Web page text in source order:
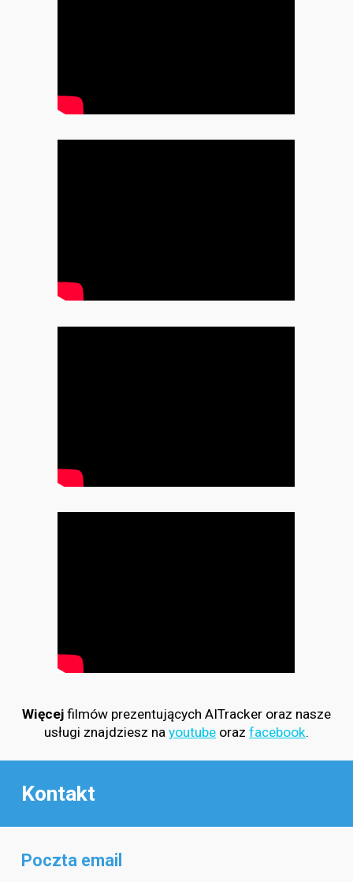
Więcej filmów prezentujących AITracker oraz nasze
usługi znajdziesz na youtube oraz facebook.
Kontakt
Poczta email